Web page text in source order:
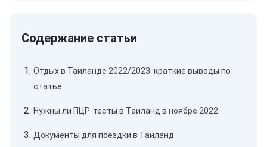
Отдых в Таиланде 2022/2023: краткие выводы по
статье
Нужны ли ПЦР-тесты в Таиланд в ноябре 2022
Документы для поездки в Таиланд